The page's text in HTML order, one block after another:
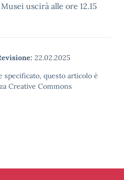
uscirà alle ore 12.15
22.02.2025
specificato, questo articolo è
Creative Commons